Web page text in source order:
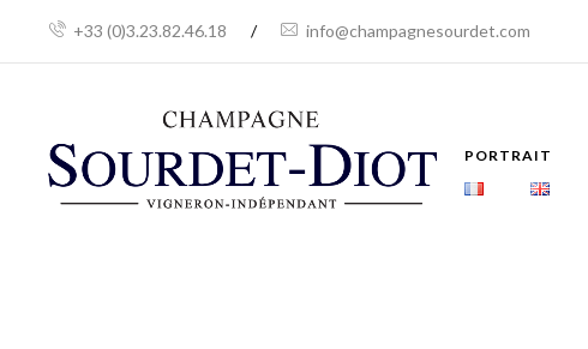
+33 (0)3.23.82.46.18 / info@champagnesourdet.com
PORTRAIT